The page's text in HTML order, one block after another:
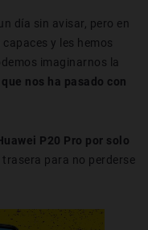
día sin avisar, pero en
y les hemos
imaginarnos la
que nos ha pasado con
P20 Pro por solo
para no perderse